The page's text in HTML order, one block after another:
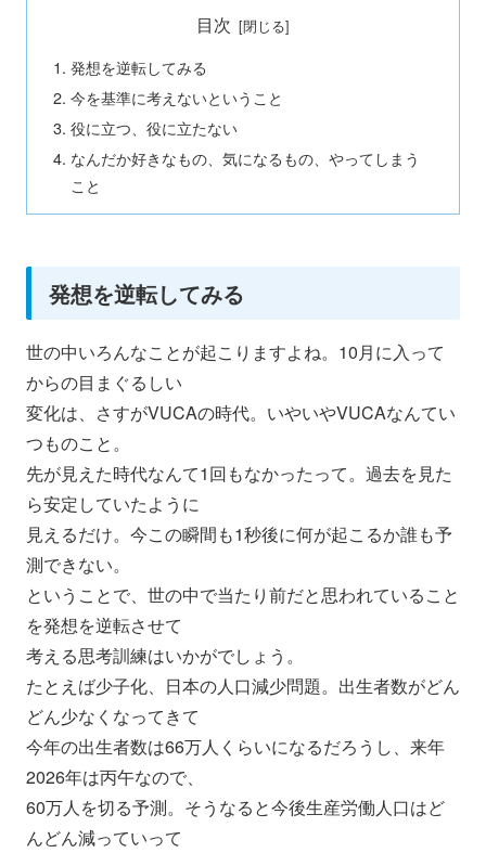
目次
発想を逆転してみる
今を基準に考えないということ
役に立つ、役に立たない
なんだか好きなもの、気になるもの、やってしまう
こと
発想を逆転してみる
世の中いろんなことが起こりますよね。 10月に入って
からの目まぐるしい
変化は、さすがVUCAの時代。 いやいやVUCAなんてい
つものこと。
先が見えた時代なんて1回もなかったって。 過去を見た
ら安定していたように
見えるだけ。 今この瞬間も1秒後に何が起こるか誰も予
測できない。
ということで、 世の中で当たり前だと思われていること
を発想を逆転させて
考える思考訓練はいかがでしょう。
たとえば少子化、日本の人口減少問題。 出生者数がどん
どん少なくなってきて
今年の出生者数は66万人くらいになるだろうし、 来年
2026年は丙午なので、
60万人を切る予測。 そうなると今後生産労働人口はど
んどん減っていって